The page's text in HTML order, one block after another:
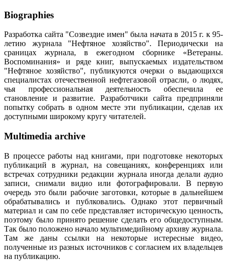
Biographies
Разработка сайта "Созвездие имен" была начата в 2015 г. к 95-
летию журнала "Нефтяное хозяйство". Периодически на
сраницах журнала, в ежегодном сборнике «Ветераны.
Воспоминания» и ряде книг, выпускаемых издательством
"Нефтяное хозяйство", публикуются очерки о выдающихся
специалистах отечественной нефтегазовой отрасли, о людях,
чья профессиональная деятельность обеспечила ее
становление и развитие. Разработчики сайта предприняли
попытку собрать в одном месте эти публикации, сделав их
доступными широкому кругу читателей.
Multimedia archive
В процессе работы над книгами, при подготовке некоторых
публикаций в журнал, на совещаниях, конференциях или
встречах сотрудники редакции журнала иногда делали аудио
записи, снимали видио или фотографировали. В первую
очередь это были рабочие заготовки, которые в дальнейшем
обрабатывались и публковались. Однако этот первичный
материал и сам по себе представляет историческую ценность,
поэтому было принято решение сделать его общедоступным.
Так было положено начало мультимедийному архиву журнала.
Там же даны ссылки на некоторые истересные видео,
полученные из разных источников с согласием их владельцев
на публикацию.